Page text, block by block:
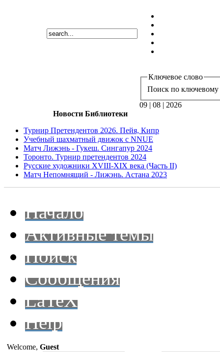
Ключевое слово
Поиск по ключевому
09 | 08 | 2026
Новости Библиотеки
Турнир Претендентов 2026. Пейя, Кипр
Учебный шахматный движок с NNUE
Матч Лижэнь - Гукеш. Сингапур 2024
Торонто. Турнир претендентов 2024
Русские художники XVIII-XIX века (Часть II)
Матч Непомнящий - Лижэнь. Астана 2023
Начало
Активные темы
Поиск
Сообщения
LaTeX
Help
Welcome, Guest